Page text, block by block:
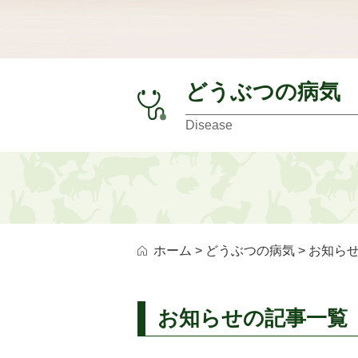
どうぶつの病気
Disease
ホーム > どうぶつの病気 > お知ら
お知らせの記事一覧